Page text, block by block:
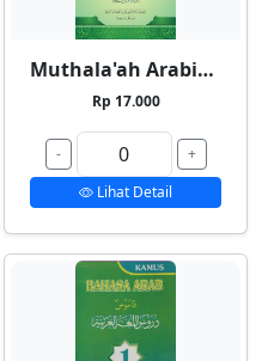
Muthala'ah Arabiyyah
Rp 17.000
-
+
Lihat Detail